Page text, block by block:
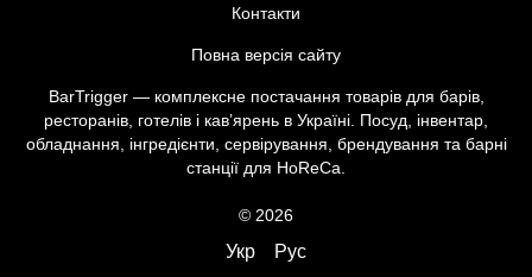
Контакти
Повна версія сайту
BarTrigger — комплексне постачання товарів для барів,
ресторанів, готелів і кав’ярень в Україні. Посуд, інвентар,
обладнання, інгредієнти, сервірування, брендування та барні
станції для HoReCa.
© 2026
Укр Рус